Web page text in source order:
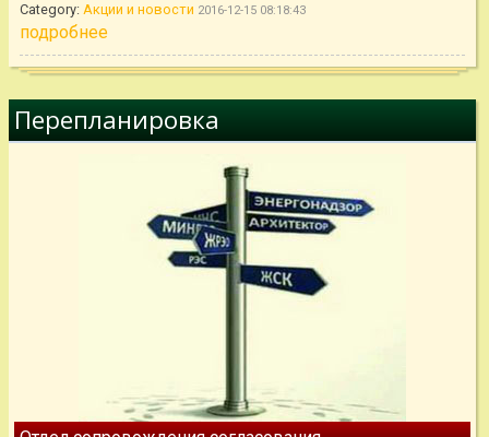
Category: Акции и новости 2016-12-15 08:18:43
подробнее
Перепланировка